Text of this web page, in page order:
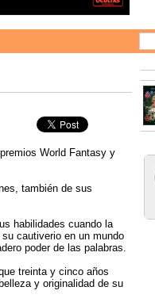
World Fantasy y
también de sus
habilidades cuando la
cautiverio en un mundo
poder de las palabras.
treinta y cinco años
y originalidad de su